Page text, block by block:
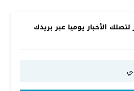
الأخبار يوميا عبر بريدك